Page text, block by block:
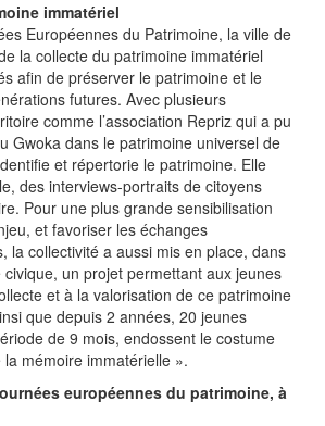
immatériel
Européennes du Patrimoine, la ville de
la collecte du patrimoine immatériel
afin de préserver le patrimoine et le
futures. Avec plusieurs
comme l’association Repriz qui a pu
Gwoka dans le patrimoine universel de
et répertorie le patrimoine. Elle
des interviews-portraits de citoyens
Pour une plus grande sensibilisation
et favoriser les échanges
la collectivité a aussi mis en place, dans
un projet permettant aux jeunes
et à la valorisation de ce patrimoine
que depuis 2 années, 20 jeunes
de 9 mois, endossent le costume
mémoire immatérielle ».
européennes du patrimoine, à